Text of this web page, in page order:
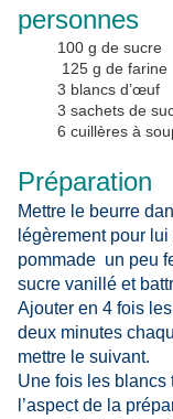
personnes
100 g de sucre
125 g de farine
3 blancs d’œuf
3 sachets de
6 cuillères à
Préparation
Mettre le beurre
légèrement pour
pommade un peu
sucre vanillé et
Ajouter en 4 fois
deux minutes
mettre le suivant.
Une fois les blancs
l’aspect de la